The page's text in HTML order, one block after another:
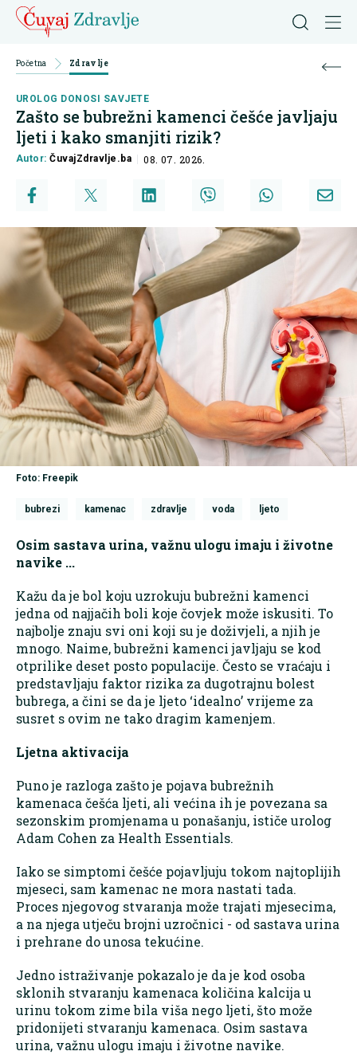
Početna Zdravlje
UROLOG DONOSI SAVJETE
Zašto se bubrežni kamenci češće javljaju
ljeti i kako smanjiti rizik?
Autor:ČuvajZdravlje.ba 08. 07. 2026.
Foto: Freepik
bubrezi kamenac zdravlje voda ljeto
Osim sastava urina, važnu ulogu imaju i životne
navike ...
Kažu da je bol koju uzrokuju bubrežni kamenci
jedna od najjačih boli koje čovjek može iskusiti. To
najbolje znaju svi oni koji su je doživjeli, a njih je
mnogo. Naime, bubrežni kamenci javljaju se kod
otprilike deset posto populacije. Često se vraćaju i
predstavljaju faktor rizika za dugotrajnu bolest
bubrega, a čini se da je ljeto ‘idealno’ vrijeme za
susret s ovim ne tako dragim kamenjem.
Ljetna aktivacija
Puno je razloga zašto je pojava bubrežnih
kamenaca češća ljeti, ali većina ih je povezana sa
sezonskim promjenama u ponašanju, ističe urolog
Adam Cohen za Health Essentials.
Iako se simptomi češće pojavljuju tokom najtoplijih
mjeseci, sam kamenac ne mora nastati tada.
Proces njegovog stvaranja može trajati mjesecima,
a na njega utječu brojni uzročnici - od sastava urina
i prehrane do unosa tekućine.
Jedno istraživanje pokazalo je da je kod osoba
sklonih stvaranju kamenaca količina kalcija u
urinu tokom zime bila viša nego ljeti, što može
pridonijeti stvaranju kamenaca. Osim sastava
urina, važnu ulogu imaju i životne navike.